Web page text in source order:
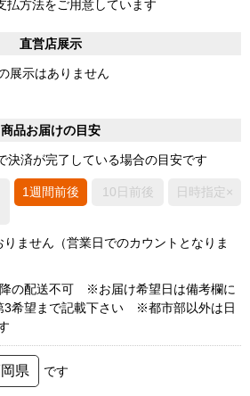
払方法をご用意しています
直営店展示
展示はありません
商品お届けの目安
済が完了している場合の目安です
1週間前後 10日前後 日時指定×
ません（営業日でのカウントとなりま
の配送不可 ※お届け希望日は備考欄に
3希望まで記載下さい ※都市部以外は日
県 です